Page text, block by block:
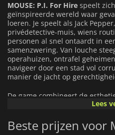
MOUSE: P.I. For Hire speelt
geïnspireerde wereld waar
loeren. Je speelt als Jack
privédetective-muis, wiens
personen al snel ontaardt in
samenzwering. Van louche
operahuizen, ontrafel
navigeer door een stad vol
manier de jacht op
De game combineert de
30 met een moderne first-
zwart-wit, wat zorgt voor een
voor je onderzoeken. Een
Lees
Beste prijzen voor